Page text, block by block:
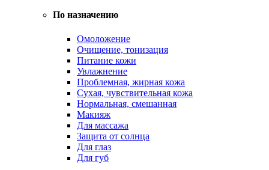
По назначению
Омоложение
Очищение, тонизация
Питание кожи
Увлажнение
Проблемная, жирная кожа
Сухая, чувствительная кожа
Нормальная, смешанная
Макияж
Для массажа
Защита от солнца
Для глаз
Для губ